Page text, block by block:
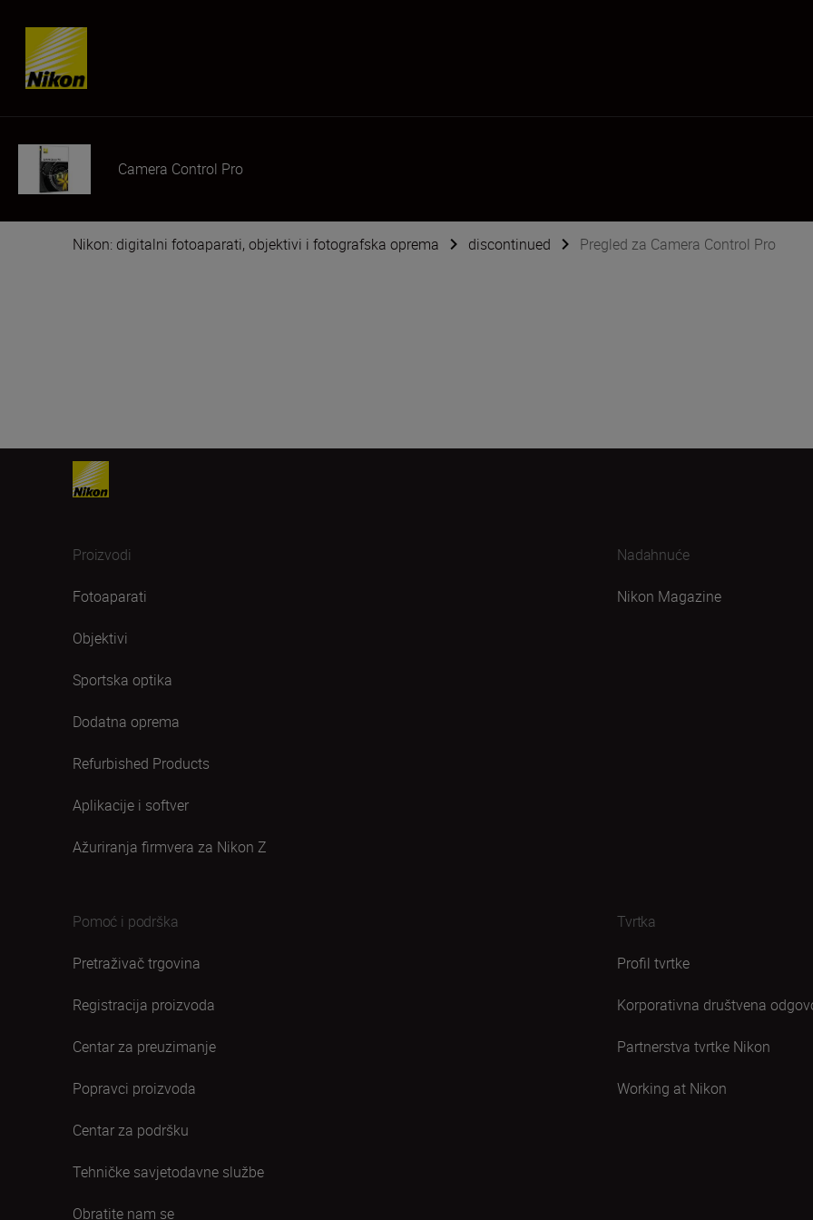
Skip content
Camera Control Pro
Nikon: digitalni fotoaparati, objektivi i fotografska oprema discontinued Pregled za Camera Control Pro
Proizvodi
Fotoaparati
Objektivi
Sportska optika
Dodatna oprema
Refurbished Products
Aplikacije i softver
Ažuriranja firmvera za Nikon Z
Nadahnuće
Nikon Magazine
Pomoć i podrška
Pretraživač trgovina
Registracija proizvoda
Centar za preuzimanje
Popravci proizvoda
Centar za podršku
Tehničke savjetodavne službe
Obratite nam se
Tvrtka
Profil tvrtke
Korporativna društvena
Partnerstva tvrtke Nikon
Working at Nikon